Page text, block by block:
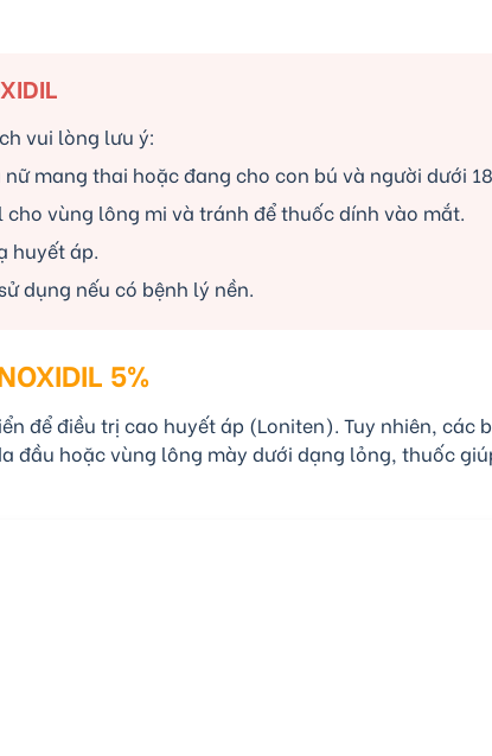
vui lòng lưu ý:
mang thai hoặc đang cho con bú và người dưới
vùng lông mi và tránh để thuốc dính vào mắt.
huyết áp.
dụng nếu có bệnh lý nền.
5%
để điều trị cao huyết áp (Loniten). Tuy nhiên,
đầu hoặc vùng lông mày dưới dạng lỏng, thuốc